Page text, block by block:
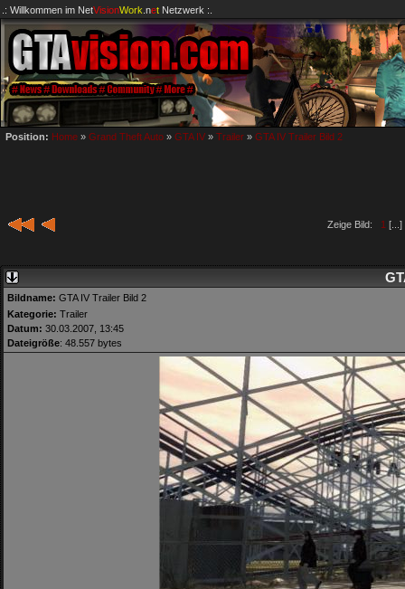
.: Willkommen im NetVisionWork .netNetzwerk :.
Position: Home » Grand Theft Auto » GTA IV » Trailer » GTA IV Trailer Bild 2
Zeige Bild: 1 [...]
Bildname: GTA IV Trailer Bild 2
Kategorie: Trailer
Datum: 30.03.2007, 13:45
Dateigröße: 48.557 bytes